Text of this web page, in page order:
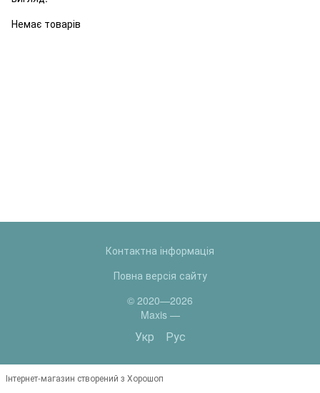
Немає товарів
Контактна інформація
Повна версія сайту
© 2020—2026
Maxis —
Укр Рус
Інтернет-магазин створений з Хорошоп